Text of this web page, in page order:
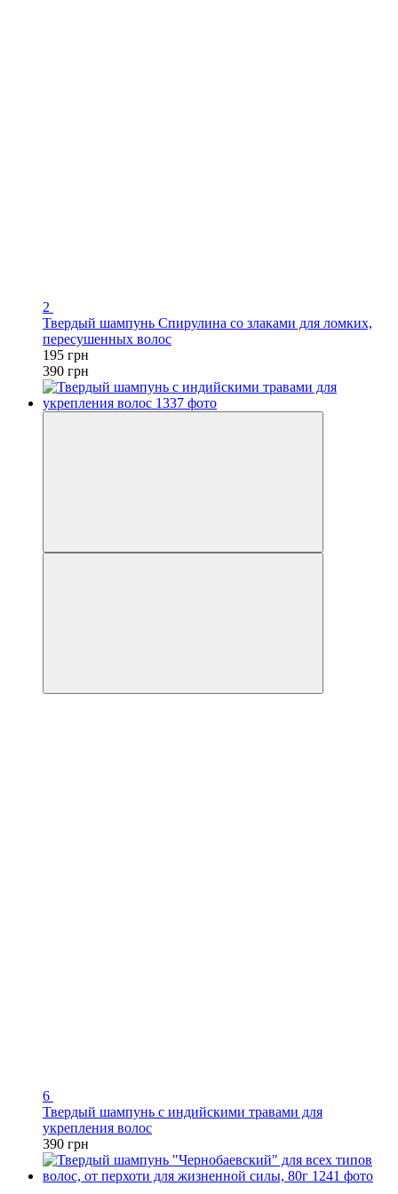
2
Твердый шампунь Спирулина со злаками для ломких,
пересушенных волос
195 грн
390 грн
6
Твердый шампунь с индийскими травами для
укрепления волос
390 грн